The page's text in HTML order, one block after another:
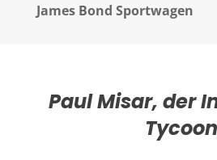
James Bond Sportwagen
Paul Misar, der
Tycoon